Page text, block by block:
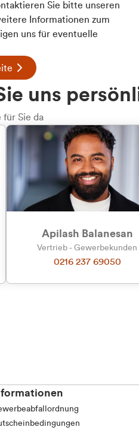
Sie bitte unseren
Informationen zum
uns für eventuelle
uns
für Sie da
Apilash Balanesan
Vertrieb - Gewerbekunden
0216 237 69050